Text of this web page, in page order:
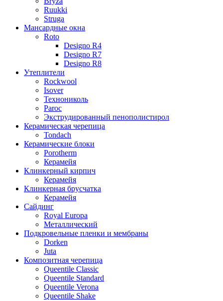
Ruukki
Struga
Мансардные окна
Roto
Designo R4
Designo R7
Designo R8
Утеплители
Rockwool
Isover
Технониколь
Paroc
Экструдированный пенополистирол
Керамическая черепица
Tondach
Керамические блоки
Porotherm
Керамейя
Клинкерный кирпич
Керамейя
Клинкерная брусчатка
Керамейя
Сайдинг
Royal Europa
Металлический
Подкровельные пленки и мембраны
Dorken
Juta
Композитная черепица
Queentile Classic
Queentile Standard
Queentile Verona
Queentile Shake